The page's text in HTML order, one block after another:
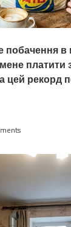
в
платити
цей рекорд